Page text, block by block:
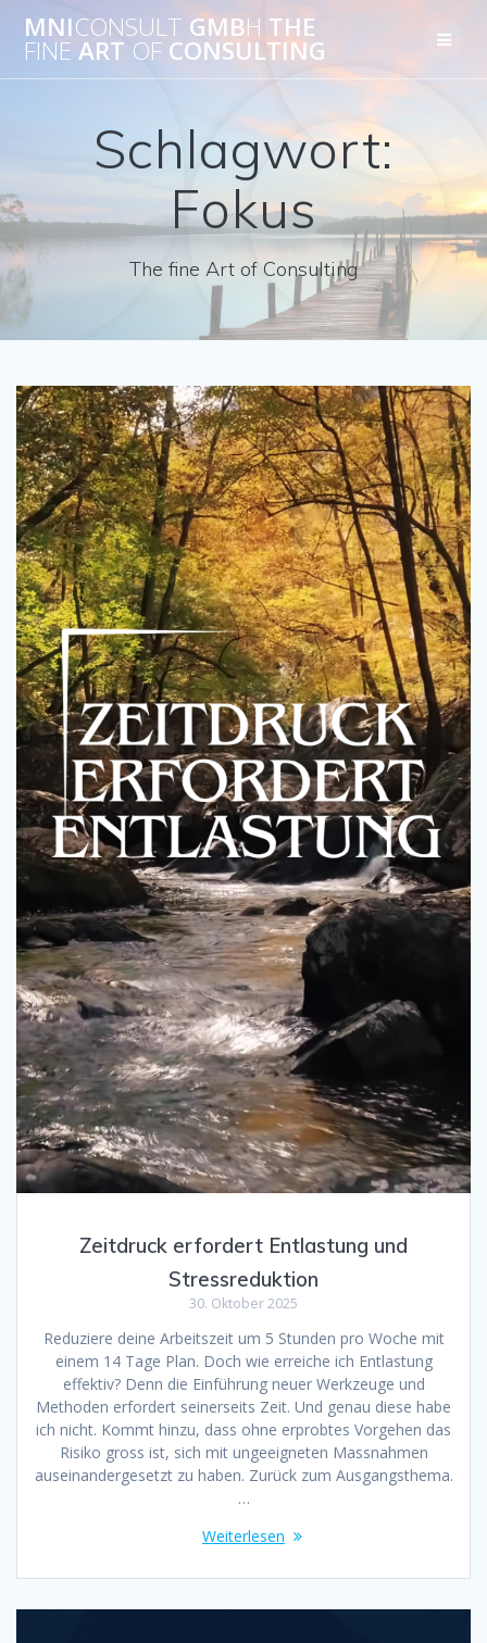
to
content
MNICONSULT GMBH THE
FINE ART OF CONSULTING
Schlagwort:
Fokus
The fine Art of Consulting
Zeitdruck erfordert Entlastung und
Stressreduktion
30. Oktober 2025
Reduziere deine Arbeitszeit um 5 Stunden pro Woche mit
einem 14 Tage Plan. Doch wie erreiche ich Entlastung
effektiv? Denn die Einführung neuer Werkzeuge und
Methoden erfordert seinerseits Zeit. Und genau diese habe
ich nicht. Kommt hinzu, dass ohne erprobtes Vorgehen das
Risiko gross ist, sich mit ungeeigneten Massnahmen
auseinandergesetzt zu haben. Zurück zum Ausgangsthema.
…
Weiterlesen